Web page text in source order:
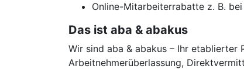
Online-Mitarbeiterrabatte z. B.
Das ist aba & abakus
Wir sind aba & abakus – Ihr
Arbeitnehmerüberlassung,